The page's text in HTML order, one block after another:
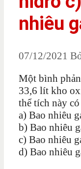
nhiêu
07/12/2021
Một bình
33,6 lít kho
thể tích này
a) Bao nhiêu
b) Bao nhiêu
c) Bao nhiêu
d) Bao nhiêu